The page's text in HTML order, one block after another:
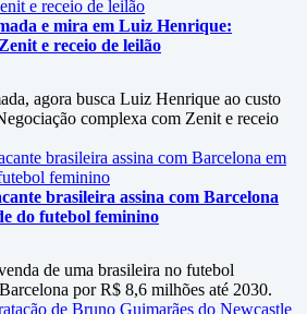
e mira em Luiz Henrique:
e receio de leilão
agora busca Luiz Henrique ao custo
complexa com Zenit e receio
brasileira assina com Barcelona
do futebol feminino
de uma brasileira no futebol
por R$ 8,6 milhões até 2030.